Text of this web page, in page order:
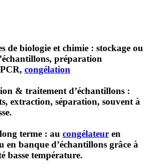
de biologie et chimie : stockage ou
préparation
congélation
& traitement d’échantillons :
extraction, séparation, souvent à
terme : au congélateur en
en banque d’échantillons grâce à
basse température.